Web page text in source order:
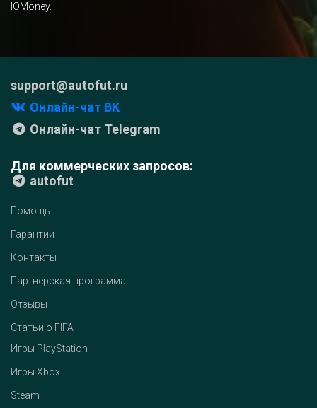
ЮMoney.
support@autofut.ru
Онлайн-чат ВК
Онлайн-чат Telegram
Для коммерческих запросов:
autofut
Помощь
Гарантии
Контакты
Партнёрская программа
Отзывы
Статьи о FIFA
Игры PlayStation
Игры Xbox
Steam